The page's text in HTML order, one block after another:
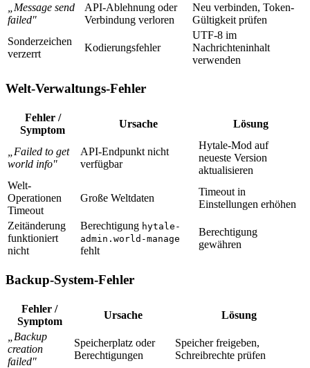
„Message send
failed"
API-Ablehnung oder
Verbindung verloren
Neu verbinden, Token-
Gültigkeit prüfen
Sonderzeichen
verzerrt
Kodierungsfehler
UTF-8 im
Nachrichteninhalt
verwenden
Welt-Verwaltungs-Fehler
Fehler /
Symptom
Ursache Lösung
„Failed to get
world info"
API-Endpunkt nicht
verfügbar
Hytale-Mod auf
neueste Version
aktualisieren
Welt-
Operationen
Timeout
Große Weltdaten
Timeout in
Einstellungen erhöhen
Zeitänderung
funktioniert
nicht
Berechtigung hytale-
admin.world-manage
fehlt
Berechtigung
gewähren
Backup-System-Fehler
Fehler /
Symptom
Ursache
Lösung
„Backup
creation
failed"
Speicherplatz oder
Berechtigungen
Speicher freigeben,
Schreibrechte prüfen